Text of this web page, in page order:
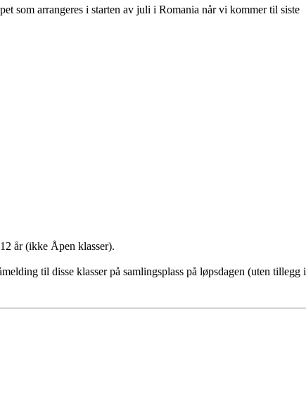
som arrangeres i starten av juli i Romania når vi kommer til siste
år (ikke Åpen klasser).
til disse klasser på samlingsplass på løpsdagen (uten tillegg i